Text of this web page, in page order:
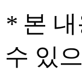
* 본
수 있